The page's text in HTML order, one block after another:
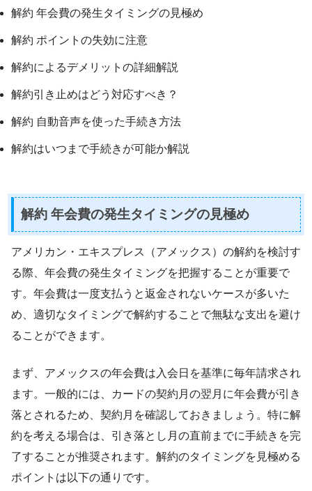
解約 年会費の発生タイミングの見極め
解約 ポイントの失効に注意
解約によるデメリットの詳細解説
解約引き止めはどう対応すべき？
解約 自動音声を使った手続き方法
解約はいつまで手続きが可能か解説
解約 年会費の発生タイミングの見極め
アメリカン・エキスプレス（アメックス）の解約を検討す
る際、年会費の発生タイミングを把握することが重要で
す。年会費は一度支払うと返金されないケースが多いた
め、適切なタイミングで解約することで無駄な支出を避け
ることができます。
まず、アメックスの年会費は入会日を基準に毎年請求され
ます。一般的には、カードの契約月の翌月に年会費が引き
落とされるため、契約月を確認しておきましょう。特に解
約を考える場合は、引き落とし月の直前までに手続きを完
了することが推奨されます。解約のタイミングを見極める
ポイントは以下の通りです。